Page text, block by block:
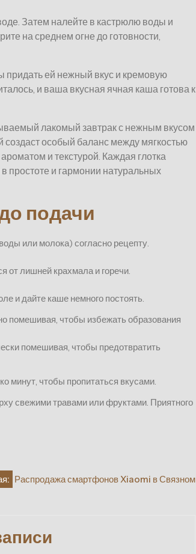
Затем налейте в кастрюлю воды и
на среднем огне до готовности,
придать ей нежный вкус и кремовую
и ваша вкусная ячная каша готова к
лакомый завтрак с нежным вкусом
создаст особый баланс между мягкостью
и текстурой. Каждая глотка
простоте и гармонии натуральных
подачи
или молока) согласно рецепту.
от лишней крахмала и горечи.
и дайте каше немного постоять.
помешивая, чтобы избежать образования
помешивая, чтобы предотвратить
минут, чтобы пропитаться вкусами.
свежими травами или фруктами. Приятного
Распродажа смартфонов Xiaomi в Связном